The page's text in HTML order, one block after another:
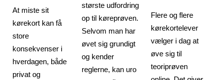
At miste sit
kørekort kan få
store
konsekvenser i
hverdagen, både
privat og
største udfordring
op til køreprøven.
Selvom man har
øvet sig grundigt
og kender
reglerne, kan uro
Flere og flere
kørekortelever
vælger i dag at
øve sig til
teoriprøven